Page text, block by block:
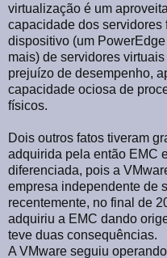
virtualização é um
capacidade dos servidores
dispositivo (um
mais) de servidores
prejuízo de desempenho,
capacidade ociosa de
físicos.
Dois outros fatos tiveram
adquirida pela então EMC
diferenciada, pois a
empresa independente de
recentemente, no final de
adquiriu a EMC dando
teve duas consequências.
A VMware seguiu